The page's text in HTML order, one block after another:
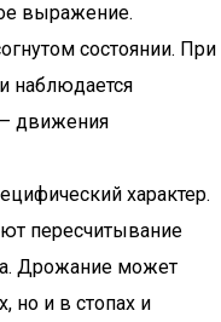
выражение.
состоянии. При
наблюдается
движения
характер.
пересчитывание
Дрожание может
но и в стопах и